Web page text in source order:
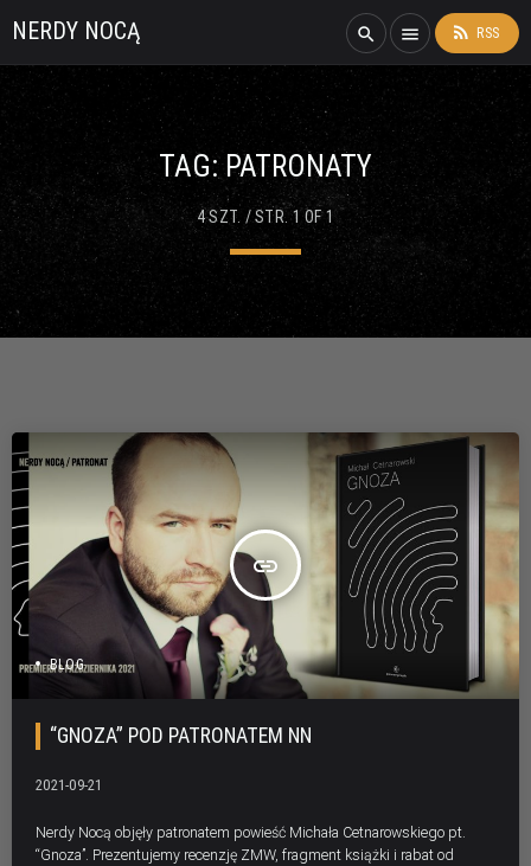
NERDY NOCĄ search menu rss_feed RSS
TAG: PATRONATY
4 SZT. / STR. 1 OF 1
insert_link
BLOG
“GNOZA” POD PATRONATEM NN
2021-09-21
Nerdy Nocą objęły patronatem powieść Michała Cetnarowskiego pt.
“Gnoza”. Prezentujemy recenzję ZMW, fragment książki i rabat od